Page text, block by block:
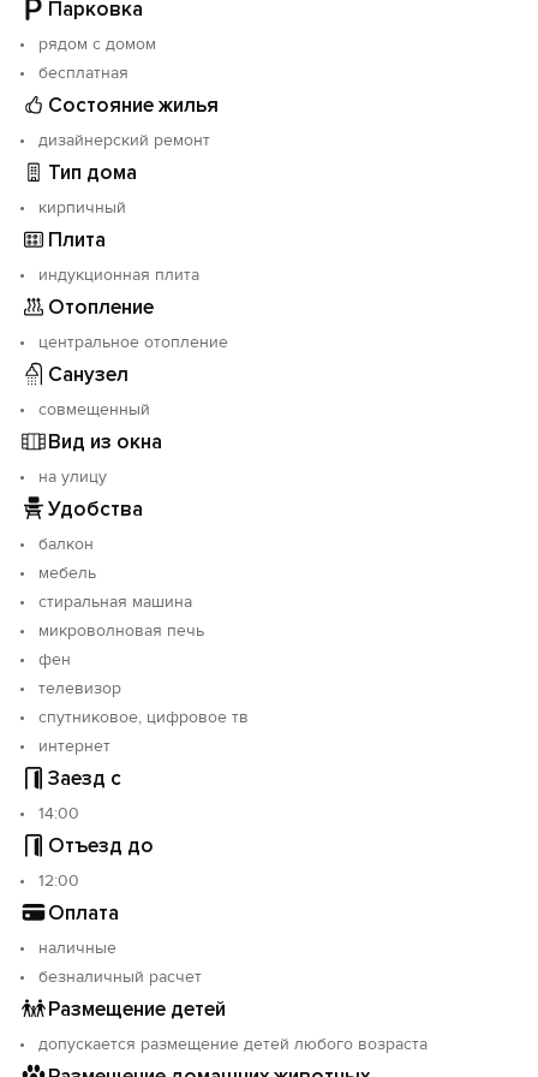
- Для сохранности имущества при заезде взимается
залог, который будет возвращен после выезда.
Ждём вас в гости.
Парковка
рядом с домом
бесплатная
Состояние жилья
дизайнерский ремонт
Тип дома
кирпичный
Плита
индукционная плита
Отопление
центральное отопление
Санузел
совмещенный
Вид из окна
на улицу
Удобства
балкон
мебель
стиральная машина
микроволновая печь
фен
телевизор
спутниковое, цифровое тв
интернет
Заезд с
14:00
Отъезд до
12:00
Оплата
наличные
безналичный расчет
Размещение детей
допускается размещение детей любого возраста